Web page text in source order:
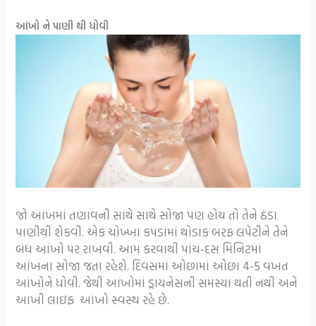
આંખો ને પાણી થી ધોવી
જો આંખમાં તણાવની સાથે સાથે સોજા પણ હોય તો તેને ઠંડા
પાણીથી શેકવી. એક ચોખ્ખા કપડાંમાં થોડાક બરફ લપેટીને તેને
બંધ આંખો પર રાખવી. આમ કરવાથી પાંચ-દસ મિનિટમાં
આંખના સોજા જતા રહેશે. દિવસમાં ઓછામાં ઓછા 4-5 વખત
આંખોને ધોવી. જેથી આંખોમાં ડ્રાયનેસની સમસ્યા થતી નથી અને
આખી લાઇફ આંખો સ્વસ્થ રહે છે.